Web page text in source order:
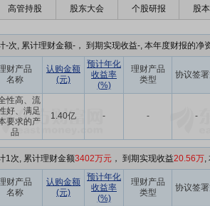
高管持股 股东大会 个股研报 股
-次, 累计理财金额-， 到期实现收益-, 本年度财报的净
财产品
名称
认购金额
(元)
预计年化
收益率
(%)
理财产品
类型
协议签
性高、流
好、满足
要求的产
品
1.40亿 - - -
1次, 累计理财金额3402万元 ， 到期实现收益20.56万,
财产品
名称
认购金额
(元)
预计年化
收益率
(%)
理财产品
类型
协议签